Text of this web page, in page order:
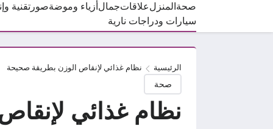
صحة المنزلعلاقاتجمال أزياء وموضةصور تقنية
سيارات ودراجات نارية
الرئيسية نظام غذائي لإنقاص الوزن بطريقة صحيحة
صحة
نظام غذائي